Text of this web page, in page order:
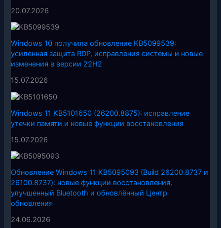
20.07.2026
Windows 10 получила обновление KB5099539:
усиленная защита RDP, исправления системы и новые
изменения в версии 22H2
15.07.2026
Windows 11 KB5101650 (26200.8875): исправление
утечки памяти и новые функции восстановления
15.07.2026
Обновление Windows 11 KB5095093 (Build 26200.8737 и
26100.8737): новые функции восстановления,
улучшенный Bluetooth и обновлённый Центр
обновления
24.06.2026